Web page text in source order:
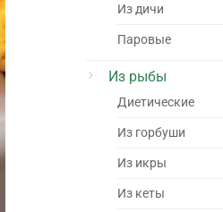
Из дичи
Паровые
Из рыбы
Диетические
Из горбуши
Из икры
Из кеты